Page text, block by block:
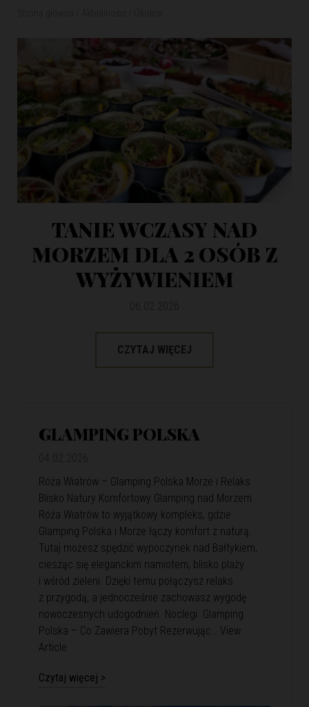
TANIE WCZASY NAD
MORZEM DLA 2 OSÓB Z
WYŻYWIENIEM
CZYTAJ WIĘCEJ
GLAMPING POLSKA
Róża Wiatrów – Glamping Polska Morze i Relaks
Blisko Natury Komfortowy Glamping nad Morzem
Róża Wiatrów to wyjątkowy kompleks, gdzie
Glamping Polska i Morze łączy komfort z naturą.
Tutaj możesz spędzić wypoczynek nad Bałtykiem,
ciesząc się eleganckim namiotem, blisko plaży
i wśród zieleni. Dzięki temu połączysz relaks
z przygodą, a jednocześnie zachowasz wygodę
nowoczesnych udogodnień. Noclegi Glamping
Polska – Co Zawiera Pobyt Rezerwując… View
Article
Czytaj więcej >